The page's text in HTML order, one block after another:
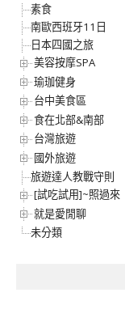
素食
南歐西班牙11日
日本四國之旅
美容按摩SPA
瑜珈健身
台中美食區
食在北部&南部
台灣旅遊
國外旅遊
旅遊達人教戰守則
[試吃試用]~照過來
就是愛閒聊
未分類